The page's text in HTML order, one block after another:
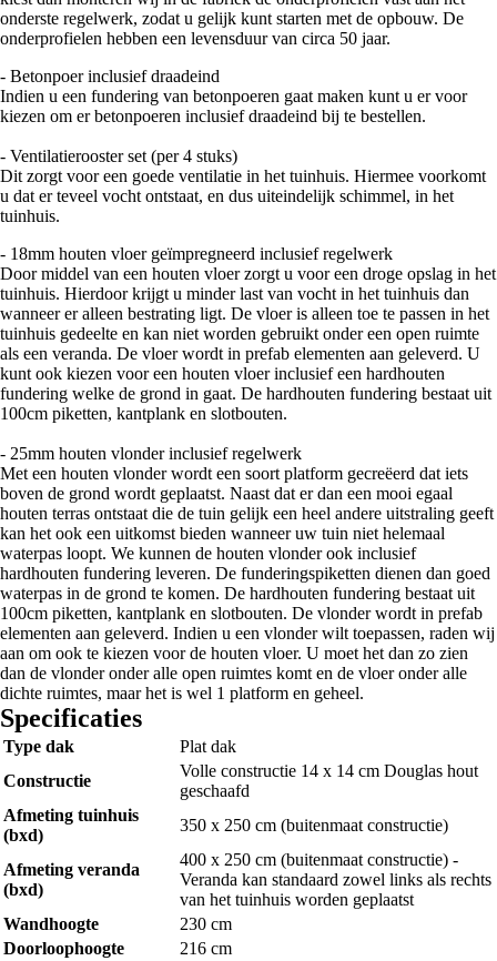
onderste regelwerk, zodat u gelijk kunt starten met de opbouw. De
onderprofielen hebben een levensduur van circa 50 jaar.
- Betonpoer inclusief draadeind
Indien u een fundering van betonpoeren gaat maken kunt u er voor
kiezen om er betonpoeren inclusief draadeind bij te bestellen.
- Ventilatierooster set (per 4 stuks)
Dit zorgt voor een goede ventilatie in het tuinhuis. Hiermee voorkomt
u dat er teveel vocht ontstaat, en dus uiteindelijk schimmel, in het
tuinhuis.
- 18mm houten vloer geïmpregneerd inclusief regelwerk
Door middel van een houten vloer zorgt u voor een droge opslag in het
tuinhuis. Hierdoor krijgt u minder last van vocht in het tuinhuis dan
wanneer er alleen bestrating ligt. De vloer is alleen toe te passen in het
tuinhuis gedeelte en kan niet worden gebruikt onder een open ruimte
als een veranda. De vloer wordt in prefab elementen aan geleverd. U
kunt ook kiezen voor een houten vloer inclusief een hardhouten
fundering welke de grond in gaat. De hardhouten fundering bestaat uit
100cm piketten, kantplank en slotbouten.
- 25mm houten vlonder inclusief regelwerk
Met een houten vlonder wordt een soort platform gecreëerd dat iets
boven de grond wordt geplaatst. Naast dat er dan een mooi egaal
houten terras ontstaat die de tuin gelijk een heel andere uitstraling geeft
kan het ook een uitkomst bieden wanneer uw tuin niet helemaal
waterpas loopt. We kunnen de houten vlonder ook inclusief
hardhouten fundering leveren. De funderingspiketten dienen dan goed
waterpas in de grond te komen. De hardhouten fundering bestaat uit
100cm piketten, kantplank en slotbouten. De vlonder wordt in prefab
elementen aan geleverd. Indien u een vlonder wilt toepassen, raden wij
aan om ook te kiezen voor de houten vloer. U moet het dan zo zien
dan de vlonder onder alle open ruimtes komt en de vloer onder alle
dichte ruimtes, maar het is wel 1 platform en geheel.
Specificaties
Type dak
Plat dak
Constructie
Volle constructie 14 x 14 cm Douglas hout
geschaafd
Afmeting tuinhuis
(bxd)
350 x 250 cm (buitenmaat constructie)
Afmeting veranda
(bxd)
400 x 250 cm (buitenmaat constructie) -
Veranda kan standaard zowel links als rechts
van het tuinhuis worden geplaatst
Wandhoogte
230 cm
Doorloophoogte
216 cm